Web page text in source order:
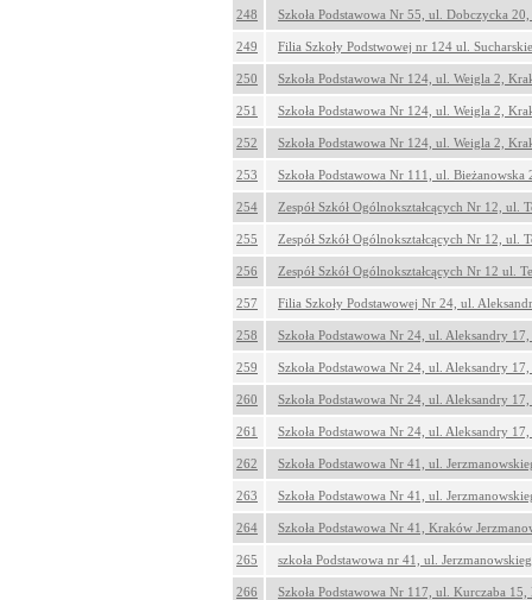
248 Szkoła Podstawowa Nr 55, ul. Dobczycka
249 Filia Szkoły Podstwowej nr 124 ul.
250 Szkoła Podstawowa Nr 124, ul. Weigla 2,
251 Szkoła Podstawowa Nr 124, ul. Weigla 2,
252 Szkoła Podstawowa Nr 124, ul. Weigla 2,
253 Szkoła Podstawowa Nr 111, ul.
254 Zespół Szkół Ogólnokształcących Nr 12, ul.
255 Zespół Szkół Ogólnokształcących Nr 12, ul.
256 Zespół Szkół Ogólnokształcących Nr 12 ul.
257 Filia Szkoły Podstawowej Nr 24, ul.
258 Szkoła Podstawowa Nr 24, ul. Aleksandry
259 Szkoła Podstawowa Nr 24, ul. Aleksandry
260 Szkoła Podstawowa Nr 24, ul. Aleksandry
261 Szkoła Podstawowa Nr 24, ul. Aleksandry
262 Szkoła Podstawowa Nr 41, ul.
263 Szkoła Podstawowa Nr 41, ul.
264 Szkoła Podstawowa Nr 41, Kraków
265 szkoła Podstawowa nr 41, ul.
266 Szkoła Podstawowa Nr 117, ul. Kurczaba